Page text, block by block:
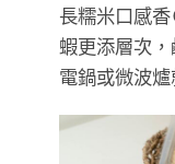
長糯米口感
蝦更添層次
電鍋或微波